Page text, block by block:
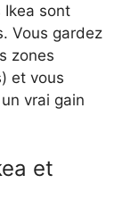
Ikea sont
Vous gardez
zones
et vous
vrai gain
et